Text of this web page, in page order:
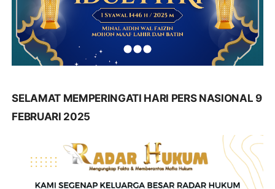
SELAMAT MEMPERINGATI HARI PERS NASIONAL 9
FEBRUARI 2025